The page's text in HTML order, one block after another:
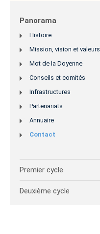
Panorama
Histoire
Mission, vision et valeurs
Mot de la Doyenne
Conseils et comités
Infrastructures
Partenariats
Annuaire
Contact
Premier cycle
Deuxième cycle